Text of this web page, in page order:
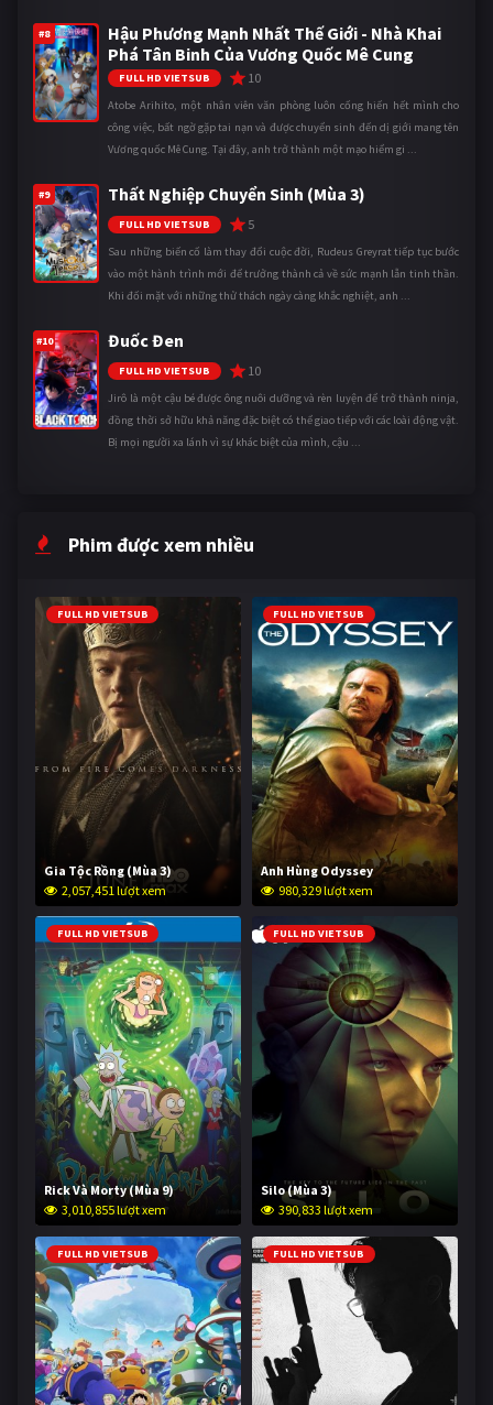
#8
Hậu Phương Mạnh Nhất Thế Giới - Nhà Khai
Phá Tân Binh Của Vương Quốc Mê Cung
FULL HD VIETSUB 10
Atobe Arihito, một nhân viên văn phòng luôn cống hiến hết mình cho
công việc, bất ngờ gặp tai nạn và được chuyển sinh đến dị giới mang tên
Vương quốc Mê Cung. Tại đây, anh trở thành một mạo hiểm gi ...
#9 Thất Nghiệp Chuyển Sinh (Mùa 3)
FULL HD VIETSUB 5
Sau những biến cố làm thay đổi cuộc đời, Rudeus Greyrat tiếp tục bước
vào một hành trình mới để trưởng thành cả về sức mạnh lẫn tinh thần.
Khi đối mặt với những thử thách ngày càng khắc nghiệt, anh ...
#10 Đuốc Đen
FULL HD VIETSUB 10
Jirô là một cậu bé được ông nuôi dưỡng và rèn luyện để trở thành ninja,
đồng thời sở hữu khả năng đặc biệt có thể giao tiếp với các loài động vật.
Bị mọi người xa lánh vì sự khác biệt của mình, cậu ...
Phim được xem nhiều
FULL HD VIETSUB
Gia Tộc Rồng (Mùa 3)
2,057,451 lượt xem
FULL HD VIETSUB
Anh Hùng Odyssey
980,329 lượt xem
FULL HD VIETSUB
Rick Và Morty (Mùa 9)
3,010,855 lượt xem
FULL HD VIETSUB
Silo (Mùa 3)
390,833 lượt xem
FULL HD VIETSUB FULL HD VIETSUB